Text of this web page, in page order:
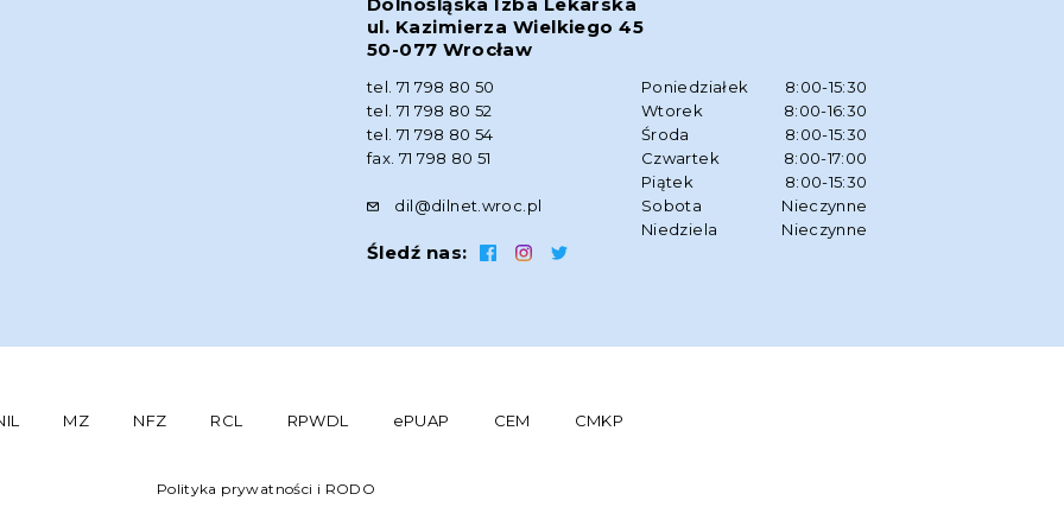
ul. Kazimierza Wielkiego 45
50-077 Wrocław
tel. 71 798 80 50
tel. 71 798 80 52
tel. 71 798 80 54
fax. 71 798 80 51
dil@dilnet.wroc.pl
Śledź nas:
Poniedziałek
8:00-15:30
Wtorek
8:00-16:30
Środa
8:00-15:30
Czwartek
8:00-17:00
Piątek
8:00-15:30
Sobota
Nieczynne
Niedziela
Nieczynne
MZ NFZ RCL RPWDL ePUAP CEM CMKP
Polityka prywatności i RODO